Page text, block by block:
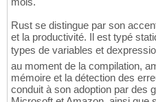
Rust se distingue par son
et la productivité. Il est typé
types de variables et
au moment de la compilation,
mémoire et la détection des
conduit à son adoption par des